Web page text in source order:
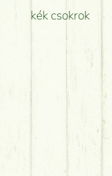
kék csokrok